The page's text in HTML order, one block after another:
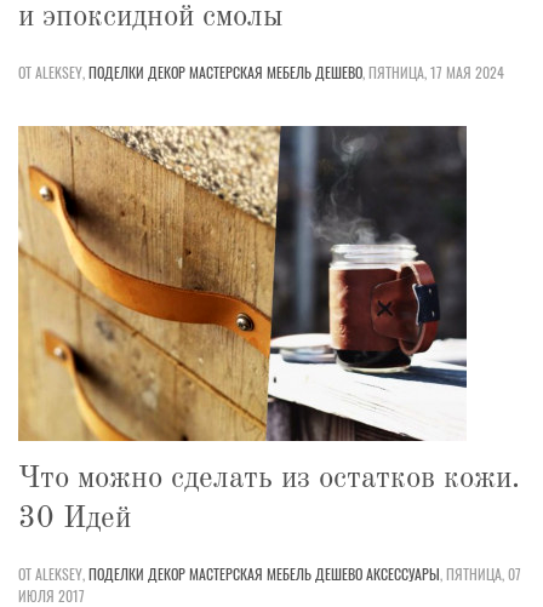
и эпоксидной смолы
ОТ ALEKSEY,ПОДЕЛКИ ДЕКОРМАСТЕРСКАЯ МЕБЕЛЬ ДЕШЕВО,ПЯТНИЦА, 17 МАЯ 2024
Что можно сделать из остатков кожи.
30 Идей
ОТ ALEKSEY,ПОДЕЛКИ ДЕКОРМАСТЕРСКАЯ МЕБЕЛЬ ДЕШЕВОАКСЕССУАРЫ,ПЯТНИЦА, 07
ИЮЛЯ 2017